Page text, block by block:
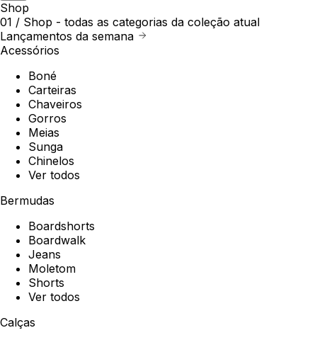
Shop
01 / Shop - todas as categorias da coleção atual
Lançamentos da semana
Acessórios
Boné
Carteiras
Chaveiros
Gorros
Meias
Sunga
Chinelos
Ver todos
Bermudas
Boardshorts
Boardwalk
Jeans
Moletom
Shorts
Ver todos
Calças